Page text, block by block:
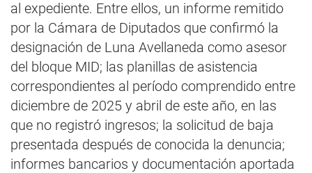
al expediente. Entre ellos, un informe remitido
por la Cámara de Diputados que confirmó la
designación de Luna Avellaneda como asesor
del bloque MID; las planillas de asistencia
correspondientes al período comprendido entre
diciembre de 2025 y abril de este año, en las
que no registró ingresos; la solicitud de baja
presentada después de conocida la denuncia;
informes bancarios y documentación aportada